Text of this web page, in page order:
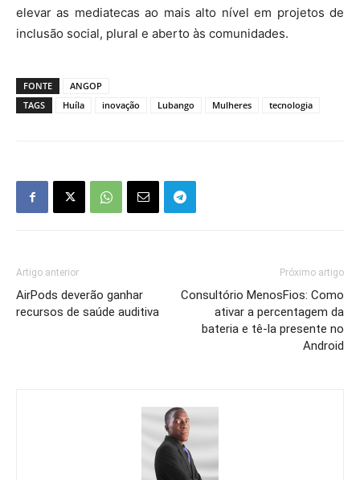
elevar as mediatecas ao mais alto nível em projetos de
inclusão social, plural e aberto às comunidades.
FONTE
ANGOP
TAGS
Huíla inovação Lubango Mulheres tecnologia
Artigo anterior
AirPods deverão ganhar
recursos de saúde auditiva
Próximo artigo
Consultório MenosFios: Como
ativar a percentagem da
bateria e tê-la presente no
Android